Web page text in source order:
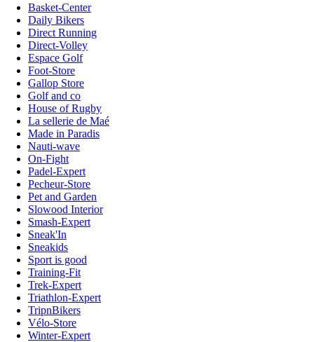
Basket-Center
Daily Bikers
Direct Running
Direct-Volley
Espace Golf
Foot-Store
Gallop Store
Golf and co
House of Rugby
La sellerie de Maé
Made in Paradis
Nauti-wave
On-Fight
Padel-Expert
Pecheur-Store
Pet and Garden
Slowood Interior
Smash-Expert
Sneak'In
Sneakids
Sport is good
Training-Fit
Trek-Expert
Triathlon-Expert
TripnBikers
Vélo-Store
Winter-Expert